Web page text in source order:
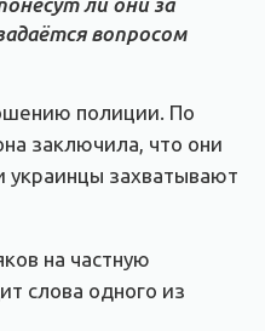
ли они за
вопросом
полиции. По
заключила, что они
украинцы захватывают
на частную
слова одного из